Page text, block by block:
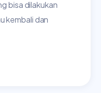
bisa dilakukan
kembali dan